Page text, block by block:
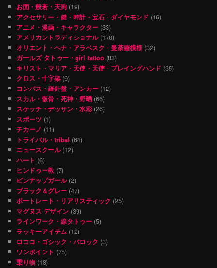
お面・般若・天狗 (19)
アクセサリー・鍵・時計・宝石・ダイヤモンド (16)
アニメ・漫画・キャラクター (33)
アメリカントラディショナル(170)
オリエント・ヘナ・アラベスク・曼荼羅模様 (32)
ガールズ タトゥー・girl tattoo (83)
キリスト・マリア・天使・天使・プレイングハンド (35)
クロス・十字架 (9)
コンパス・羅針盤・アンカー (12)
スカル・骸骨・死神・野晒 (66)
スケッチ・デッサン・水彩 (26)
スポーツ (1)
チカーノ (11)
トライバル・tribal (64)
ニュースクール(12)
ハート (6)
ヒンドゥー教 (7)
ピンナップガール(2)
ブラック＆グレー (47)
ポートレート・リアリスティック (25)
マグヌス デザイン (39)
ラインワーク・線タトゥー (5)
ラッキーアイテム (12)
ロココ・ゴシック・バロック (3)
ワンポイント (75)
乗り物 (18)